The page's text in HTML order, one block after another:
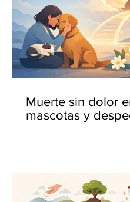
Muerte sin dolor
mascotas y